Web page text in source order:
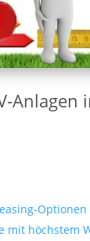
Anlagen
Optionen
mit höchstem